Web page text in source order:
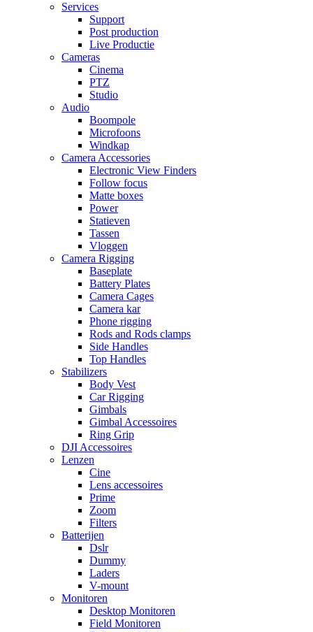
Services
Support
Post production
Live Productie
Cameras
Cinema
PTZ
Studio
Audio
Boompole
Microfoons
Windkap
Camera Accessories
Electronic View Finders
Follow focus
Matte boxes
Power
Statieven
Tassen
Vloggen
Camera Rigging
Baseplate
Battery Plates
Camera Cages
Camera kar
Phone rigging
Rods and Rods clamps
Side Handles
Top Handles
Stabilizers
Body Vest
Car Rigging
Gimbals
Gimbal Accessoires
Ring Grip
DJI Accessoires
Lenzen
Cine
Lens accessoires
Prime
Zoom
Filters
Batterijen
Dslr
Dummy
Laders
V-mount
Monitoren
Desktop Monitoren
Field Monitoren